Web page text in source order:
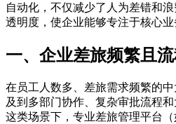
自动化，不仅减少了人为差错和
透明度，使企业能够专注于核心业
一、企业差旅频繁且
在员工人数多、差旅需求频繁的
及到多部门协作、复杂审批流程
这类场景下，专业差旅管理平台